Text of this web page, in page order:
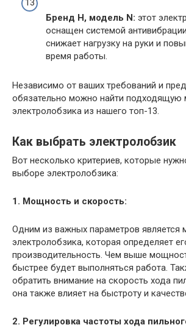
Бренд Н, модель N: этот
оснащен системой
снижает нагрузку на руки и
время работы.
Независимо от ваших требований и
обязательно можно найти подходящую
электролобзика из нашего топ-13.
Как выбрать электролобзик
Вот несколько критериев, которые
выборе электролобзика:
1. Мощность и скорость:
Одним из важных параметров является
электролобзика, которая определяет
производительность. Чем выше
быстрее будет выполняться работа.
обратить внимание на скорость хода
она также влияет на быстроту и
2. Регулировка частоты хода